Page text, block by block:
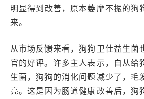
明显得到改善，原本萎靡不振的狗
来。
从市场反馈来看，狗狗卫仕益生菌
官的好评。许多主人表示，自从给
生菌，狗狗的消化问题减少了，毛
亮。这是因为肠道健康改善后，狗